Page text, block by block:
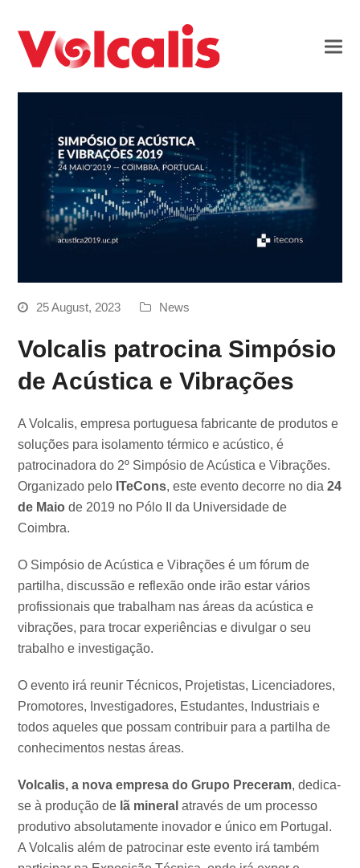
25 August, 2023 News
Volcalis patrocina Simpósio
de Acústica e Vibrações
A Volcalis, empresa portuguesa fabricante de produtos e
soluções para isolamento térmico e acústico, é
patrocinadora do 2º Simpósio de Acústica e Vibrações.
Organizado pelo ITeCons, este evento decorre no dia24
de Maio de 2019 no Pólo II da Universidade de
Coimbra.
O Simpósio de Acústica e Vibrações é um fórum de
partilha, discussão e reflexão onde irão estar vários
profissionais que trabalham nas áreas da acústica e
vibrações, para trocar experiências e divulgar o seu
trabalho e investigação.
O evento irá reunir Técnicos, Projetistas, Licenciadores,
Promotores, Investigadores, Estudantes, Industriais e
todos aqueles que possam contribuir para a partilha de
conhecimentos nestas áreas.
Volcalis, a nova empresa do Grupo Preceram, dedica-
se à produção de lã mineralatravés de um processo
produtivo absolutamente inovador e único em Portugal.
A Volcalis além de patrocinar este evento irá também